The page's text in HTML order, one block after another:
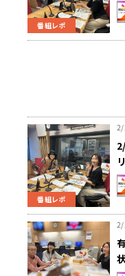
番組レポ
番組レポ
2/
2/